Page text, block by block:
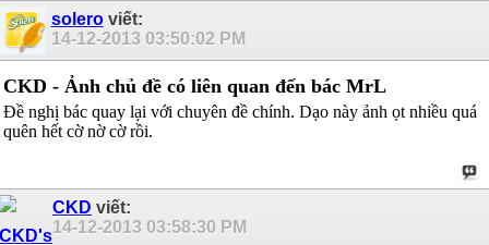
soleroviết:
14-12-2013 03:50:02 PM
CKD - Ảnh chủ đề có liên quan đến bác MrL
Đề nghị bác quay lại với chuyên đề chính. Dạo này ảnh ọt nhiều quá
quên hết cờ nờ cờ rồi.
CKD viết:
14-12-2013 03:58:30 PM